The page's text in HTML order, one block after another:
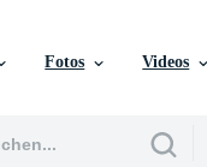
Fotos Videos